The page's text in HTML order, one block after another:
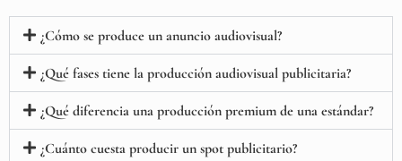
¿Cómo se produce un anuncio audiovisual?
¿Qué fases tiene la producción audiovisual publicitaria?
¿Qué diferencia una producción premium de una estándar?
¿Cuánto cuesta producir un spot publicitario?